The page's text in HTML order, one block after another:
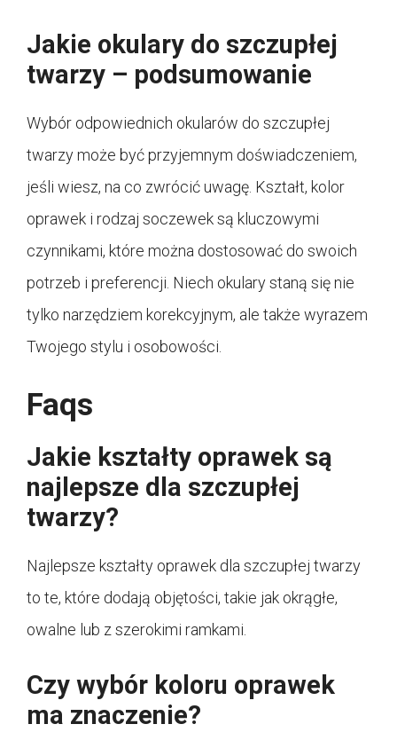
Jakie okulary do szczupłej
twarzy – podsumowanie
Wybór odpowiednich okularów do szczupłej
twarzy może być przyjemnym doświadczeniem,
jeśli wiesz, na co zwrócić uwagę. Kształt, kolor
oprawek i rodzaj soczewek są kluczowymi
czynnikami, które można dostosować do swoich
potrzeb i preferencji. Niech okulary staną się nie
tylko narzędziem korekcyjnym, ale także wyrazem
Twojego stylu i osobowości.
Faqs
Jakie kształty oprawek są
najlepsze dla szczupłej
twarzy?
Najlepsze kształty oprawek dla szczupłej twarzy
to te, które dodają objętości, takie jak okrągłe,
owalne lub z szerokimi ramkami.
Czy wybór koloru oprawek
ma znaczenie?